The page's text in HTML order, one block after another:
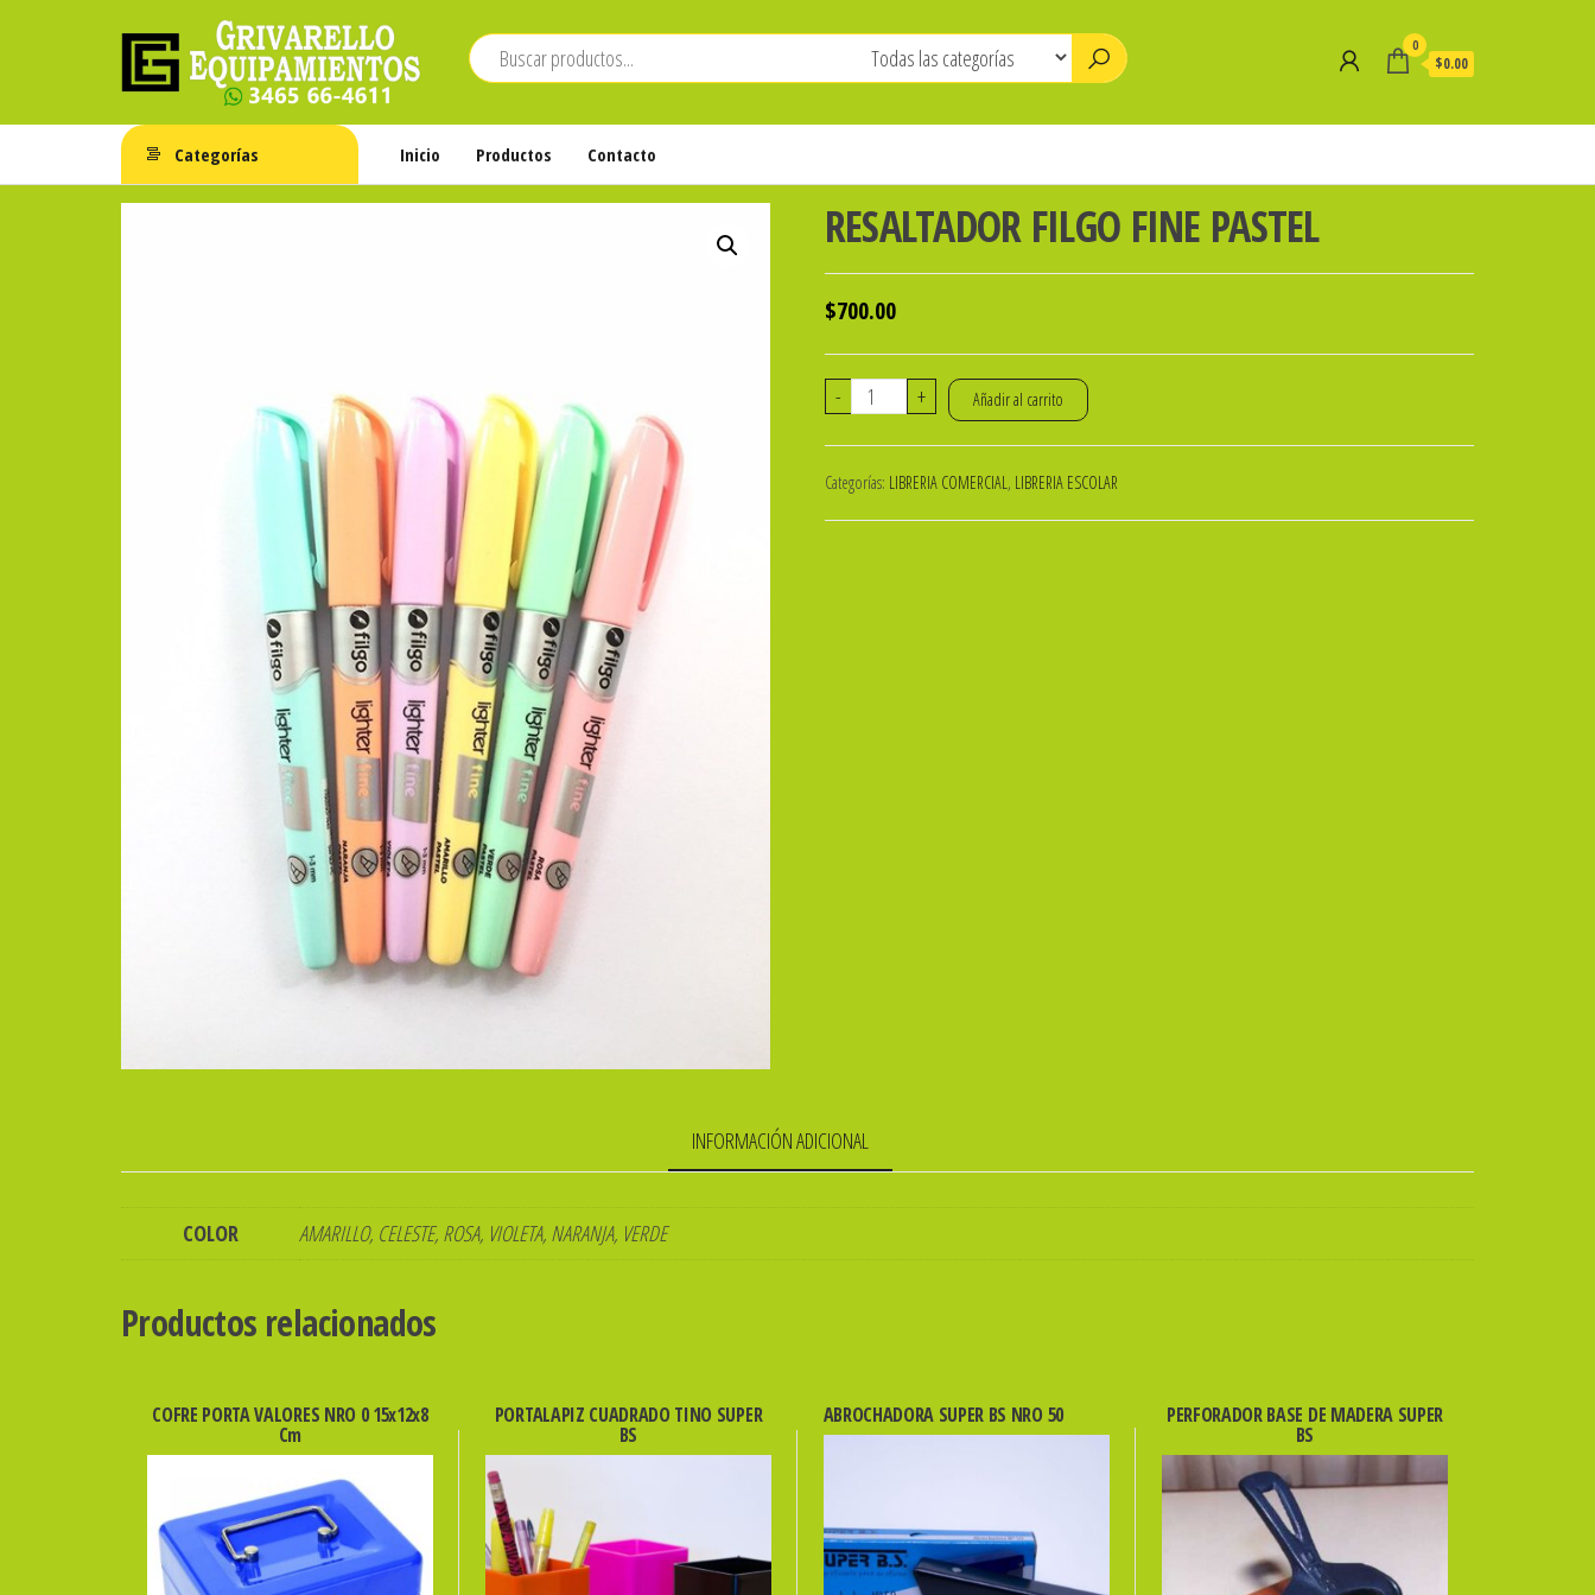
Grivarello
Equipamientos
Whatsapp:
3465-
0
$0.00
Categorías Inicio Productos Contacto
RESALTADOR FILGO FINE PASTEL
$700.00
-
RESALTADOR
PASTEL
cantidad
+ Añadir al carrito
Categorías: LIBRERIA COMERCIAL, LIBRERIA ESCOLAR
INFORMACIÓN ADICIONAL
COLOR AMARILLO, CELESTE, ROSA, VIOLETA, NARANJA, VERDE
Productos relacionados
COFRE PORTA VALORES NRO 0 15x12x8
Cm
PORTALAPIZ CUADRADO TINO SUPER
BS
ABROCHADORA SUPER BS NRO 50 PERFORADOR BASE DE MADERA SUPER
BS